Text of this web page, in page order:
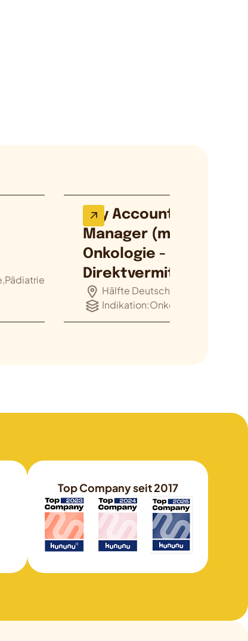
Key Account
Manager (m/w/d)
Onkologie -
Direktvermittlung
Hälfte Deutschland (Süd)
Indikation:Onkologie
Top Company seit 2017